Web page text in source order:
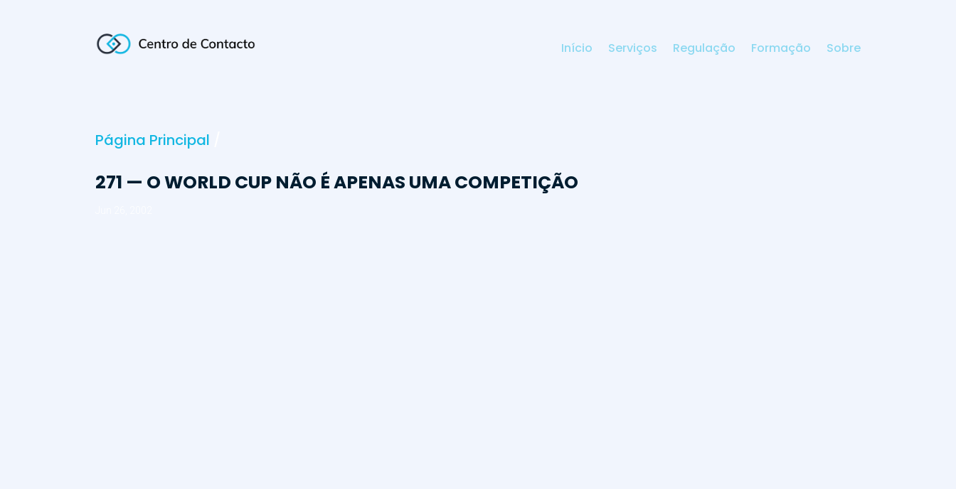
Início Serviços Regulação Formação Sobre
Página Principal
271 — O WORLD CUP NÃO É APENAS UMA COMPETIÇÃO